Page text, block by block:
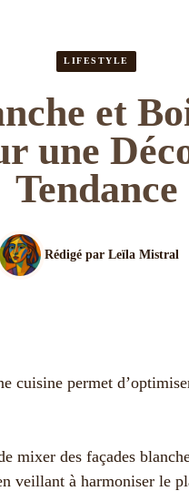
LIFESTYLE
et
une
Tendance
Rédigé par Leïla Mistral
cuisine permet
mixer des façades
veillant à harmoniser le